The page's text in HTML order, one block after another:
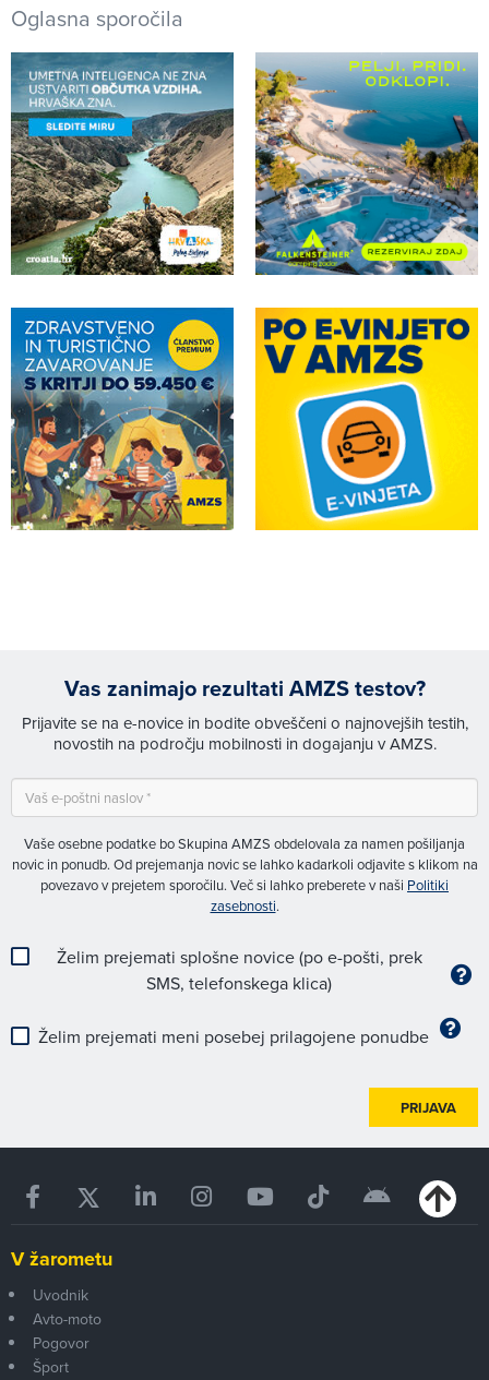
Oglasna sporočila
Vas zanimajo rezultati AMZS testov?
Prijavite se na e-novice in bodite obveščeni o najnovejših testih,
novostih na področju mobilnosti in dogajanju v AMZS.
Vaše osebne podatke bo Skupina AMZS obdelovala za namen pošiljanja
novic in ponudb. Od prejemanja novic se lahko kadarkoli odjavite s klikom na
povezavo v prejetem sporočilu. Več si lahko preberete v naši Politiki
zasebnosti.
Želim prejemati splošne novice (po e-pošti, prek
SMS, telefonskega klica)
Želim prejemati meni posebej prilagojene ponudbe
PRIJAVA
V žarometu
Uvodnik
Avto-moto
Pogovor
Šport